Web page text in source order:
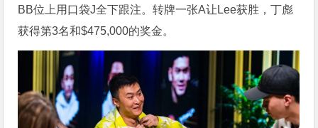
BB位上用口袋J全下跟注。转牌一张A让Lee获胜，丁彪
获得第3名和$475,000的奖金。